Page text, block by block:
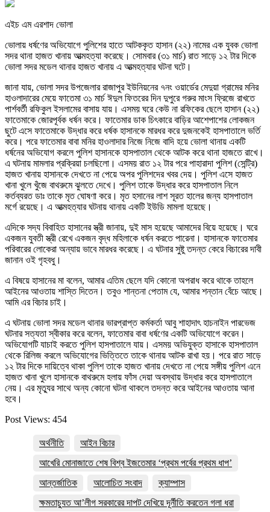
এইচ এম এরশাদ ভোলা
ভোলায় ধর্ষণের অভিযোগে পুলিশের হাতে আটককৃত হাসান (২২) নামের এক যুবক ভোলা
সদর থানা হাজত খানায় আত্মহত্যা করেছে। সোমবার (৩১ মার্চ) রাত সাড়ে ১২ টার দিকে
ভোলা সদর মডেল থানার হাজত খানায় এ আত্মহত্যার ঘটনা ঘটে।
জানা যায়, ভোলা সদর উপজেলার রাজাপুর ইউনিয়নের ৭নং ওয়ার্ডের মেদুয়া গ্রামের মনির
হাওলাদারের মেয়ে ফাতেমা ৩১ মার্চ ঈদুল ফিতরের দিন দুপুরে গরুর মাংস ফ্রিজে রাখতে
পার্শবর্তী রফিকুল ইসলামের বাসায় যায়। এসময় ঘরে কেউ না রফিকের ছেলে হাসান (২২)
ফাতেমাকে জোরপূর্বক ধর্ষন করে। ফাতেমার ডাক চিৎকারে বাড়ির আশেপাশের লোকজন
ছুটে এসে ফাতেমাকে উদ্ধার করে ধর্ষক হাসানকে মারধর করে দুজনকেই হাসপাতালে ভর্তি
করে। পরে ফাতেমার বাবা মনির হাওলাদার নিজে নিজে বাদি হয়ে ভোলা থানায় একটি
ধর্ষনের অভিযোগ করলে পুলিশ হাসানকে হাসপাতাল থেকে আটক করে থানা হাজতে রাখে।
এ ঘটনায় মামলার প্রক্রিয়া চলছিলো। এসময় রাত ১২ টার পরে পাহারাদা পুলিশ (সেন্ট্রি)
হাজত খানায় হাসানকে দেখতে না পেয়ে অপর পুলিশদের খবর দেয়। পুলিশ এসে হাজত
খানা খুলে খুঁজে বাথরুমে ঝুলতে দেখে। পুলিশ তাকে উদ্ধার করে হাসপাতাল নিলে
কর্তব্যরত ডাঃ তাকে মৃত ঘোষণা করে। মৃত হসানের লাশ সূরত হালের জন্য হাসপাতাল
মর্গে রয়েছে। এ আত্মহত্যার ঘটনায় থানায় একটি ইউডি মামলা হয়েছে।
এদিকে সদ্য বিবাহিত হাসানের স্ত্রী জানায়, দুই মাস হয়েছে আমাদের বিয়ে হয়েছে। ঘরে
একজন যুবতী স্ত্রী রেখে একজন বৃদ্ধ মহিলাকে ধর্ষন করতে পারেনা। হাসানকে ফাতেমার
পরিবারের লোকেরা অন্যায় ভাবে মারধর করেছে। এ ঘটনার সুষ্টু তদন্ত কেরে বিচারের দাবী
জানান ওই গৃহবধু।
এ বিষয়ে হাসানের মা বলেন, আমার এতিম ছেলে যদি কোনো অপরাধ করে থাকে তাহলে
আইনের আওতায় শাস্তি দিতেন। তবুও শান্তনা পেতাম যে, আমার শন্তান বেঁচে আছে।
আমি এর বিচার চাই।
এ ঘটনায় ভোলা সদর মডেল থানার ভারপ্রাপ্ত কর্মকর্তা আবু শাহাদাৎ হাচনাইন পারভেজ
ঘটনার সত্যতা স্বীকার করে বলেন, ফাতেমার বাবা ধর্ষণের একটি অভিযোগে করেন।
অভিযোগটি যাচাই করতে পুলিশ হাসপাতালে যায়। এসময় অভিযুক্ত হাসাকে হাসপাতাল
থেকে রিলিজ করলে অভিযোগের ভিত্তিতে তাকে থানায় আটক রাখা হয়। পরে রাত সাড়ে
১২ টার দিকে দায়িত্বে থাকা পুলিশ তাকে হাজত খানায় দেখতে না পেয়ে সঙ্গীয় পুলিশ এনে
হাজত খানা খুলে হাসানকে বাথরুমে হলায় ফাঁস দেয়া অবস্থায় উদ্ধার করে হাসপাতালে
নেয়। এর মৃত্যুর সাথে অন্য কোনো ঘটনা থাকলে তদন্ত করে আইনের আওতায় আনা
হবে।
Post Views: 454
অর্থনীতি
আইন বিচার
আখেরি মোনাজাতে শেষ বিশ্ব ইজতেমার ‘প্রথম পর্বের প্রথম ধাপ’
আন্তর্জাতিক
আলোচিত সংবাদ
ক্যাম্পাস
ক্ষমতাচ্যুত আ’লীগ সরকারের দাপট দেখিয়ে দূর্নীতি করতেন গলা ধরা